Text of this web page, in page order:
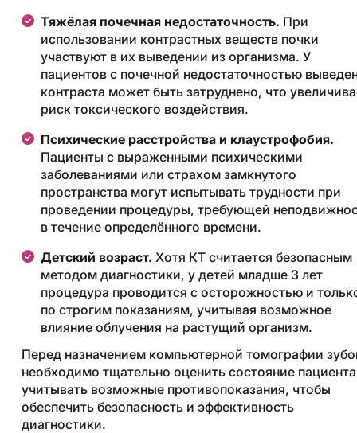
Тяжёлая почечная недостаточность. При
использовании контрастных веществ почки
участвуют в их выведении из организма. У
пациентов с почечной недостаточностью
контраста может быть затруднено, что
риск токсического воздействия.
Психические расстройства и клаустрофобия.
Пациенты с выраженными психическими
заболеваниями или страхом замкнутого
пространства могут испытывать трудности при
проведении процедуры, требующей
в течение определённого времени.
Детский возраст. Хотя КТ считается безопасным
методом диагностики, у детей младше 3 лет
процедура проводится с осторожностью и
по строгим показаниям, учитывая возможное
влияние облучения на растущий организм.
Перед назначением компьютерной томографии
необходимо тщательно оценить состояние
учитывать возможные противопоказания, чтобы
обеспечить безопасность и эффективность
диагностики.